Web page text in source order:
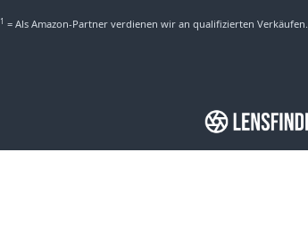
1 = Als Amazon-Partner verdienen wir an qualifizierten Verkäufen.